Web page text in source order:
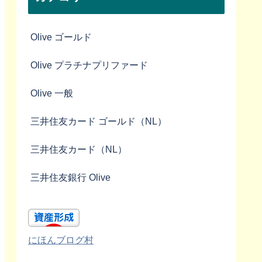
Olive ゴールド
Olive プラチナプリファード
Olive 一般
三井住友カード ゴールド（NL）
三井住友カード（NL）
三井住友銀行 Olive
にほんブログ村